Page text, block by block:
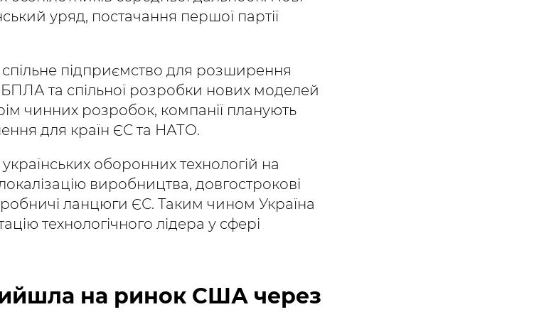
уряд, постачання першої партії
підприємство для розширення
та спільної розробки нових моделей
чинних розробок, компанії планують
для країн ЄС та НАТО.
оборонних технологій на
виробництва, довгострокові
ланцюги ЄС. Таким чином Україна
технологічного лідера у сфері
на ринок США через